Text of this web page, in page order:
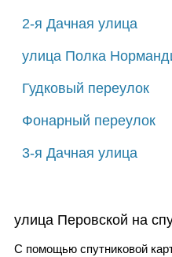
2-я Дачная улица
улица Полка
Гудковый переулок
Фонарный переулок
3-я Дачная улица
улица Перовской на
С помощью спутниковой